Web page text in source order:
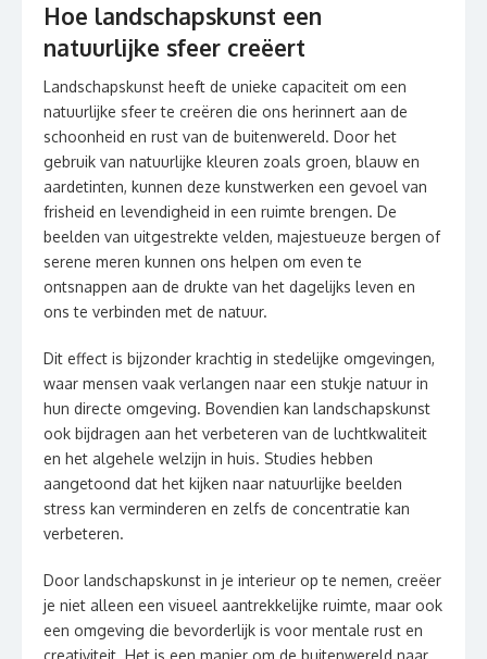
Hoe landschapskunst een
natuurlijke sfeer creëert
Landschapskunst heeft de unieke capaciteit om een
natuurlijke sfeer te creëren die ons herinnert aan de
schoonheid en rust van de buitenwereld. Door het
gebruik van natuurlijke kleuren zoals groen, blauw en
aardetinten, kunnen deze kunstwerken een gevoel van
frisheid en levendigheid in een ruimte brengen. De
beelden van uitgestrekte velden, majestueuze bergen of
serene meren kunnen ons helpen om even te
ontsnappen aan de drukte van het dagelijks leven en
ons te verbinden met de natuur.
Dit effect is bijzonder krachtig in stedelijke omgevingen,
waar mensen vaak verlangen naar een stukje natuur in
hun directe omgeving. Bovendien kan landschapskunst
ook bijdragen aan het verbeteren van de luchtkwaliteit
en het algehele welzijn in huis. Studies hebben
aangetoond dat het kijken naar natuurlijke beelden
stress kan verminderen en zelfs de concentratie kan
verbeteren.
Door landschapskunst in je interieur op te nemen, creëer
je niet alleen een visueel aantrekkelijke ruimte, maar ook
een omgeving die bevorderlijk is voor mentale rust en
creativiteit. Het is een manier om de buitenwereld naar